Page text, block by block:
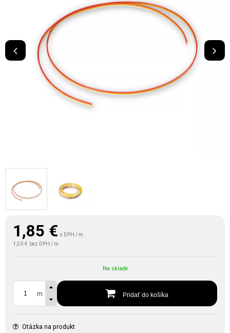
1,85 € s DPH / m
1,50 € bez DPH / m
Na sklade
m Pridať do košíka
Otázka na produkt